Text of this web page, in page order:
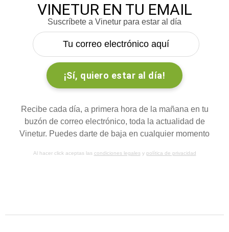
VINETUR EN TU EMAIL
Suscríbete a Vinetur para estar al día
Recibe cada día, a primera hora de la mañana en tu
buzón de correo electrónico, toda la actualidad de
Vinetur. Puedes darte de baja en cualquier momento
Al hacer click aceptas las condiciones legalesy política de privacidad